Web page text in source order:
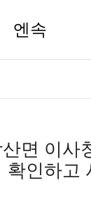
엔속
면 이사
확인하고